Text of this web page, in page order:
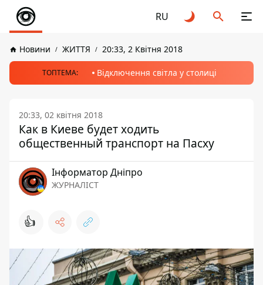
RU
Новини ЖИТТЯ 20:33, 2 Квітня 2018
ТОПТЕМА: Відключення світла у столиці
20:33, 02 квітня 2018
Как в Киеве будет ходить
общественный транспорт на Пасху
Інформатор Дніпро
ЖУРНАЛІСТ
👍